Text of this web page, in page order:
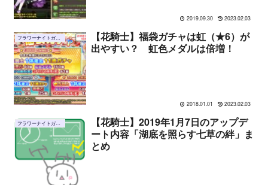
2019.09.30 2023.02.03
フラワーナイトガール
【花騎士】福袋ガチャは虹（★6）が
出やすい？ 虹色メダルは倍増！
2018.01.01 2023.02.03
フラワーナイトガール
【花騎士】2019年1月7日のアップデ
ート内容「湖底を照らす七草の絆」ま
とめ